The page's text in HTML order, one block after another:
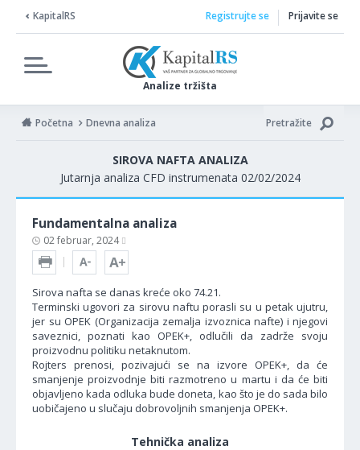
KapitalRS
Analize tržišta
Registrujte se Prijavite se
Početna Dnevna analiza Pretražite
SIROVA NAFTA ANALIZA
Jutarnja analiza CFD instrumenata 02/02/2024
Fundamentalna analiza
02 februar, 2024
Sirova nafta se danas kreće oko 74.21.
Terminski ugovori za sirovu naftu porasli su u petak ujutru,
jer su OPEK (Organizacija zemalja izvoznica nafte) i njegovi
saveznici, poznati kao OPEK+, odlučili da zadrže svoju
proizvodnu politiku netaknutom.
Rojters prenosi, pozivajući se na izvore OPEK+, da će
smanjenje proizvodnje biti razmotreno u martu i da će biti
objavljeno kada odluka bude doneta, kao što je do sada bilo
uobičajeno u slučaju dobrovoljnih smanjenja OPEK+.
Tehnička analiza